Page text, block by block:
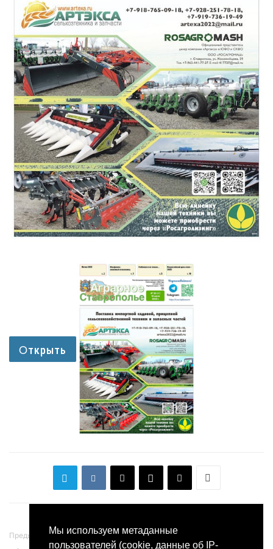
Предыдущая статьяМы используем метаданные
пользователей (cookie, данные об IP-